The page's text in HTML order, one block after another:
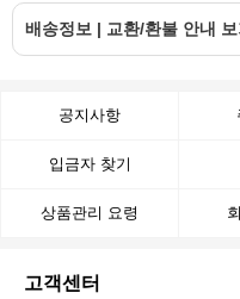
배송정보 | 교환/환불 안내 보
공지사항
입금자 찾기
상품관리 요령
고객센터